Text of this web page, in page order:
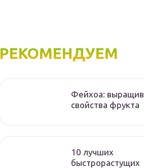
РЕКОМЕНДУЕМ
Фейхоа:
свойства фрукта
10 лучших
быстрорастущих